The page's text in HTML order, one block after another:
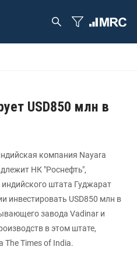
USD850 млн в
компания Nayara
НК "Роснефть",
штата Гуджарат
инвестировать USD850 млн в
завода Vadinar и
в этом штате,
The Times of India.